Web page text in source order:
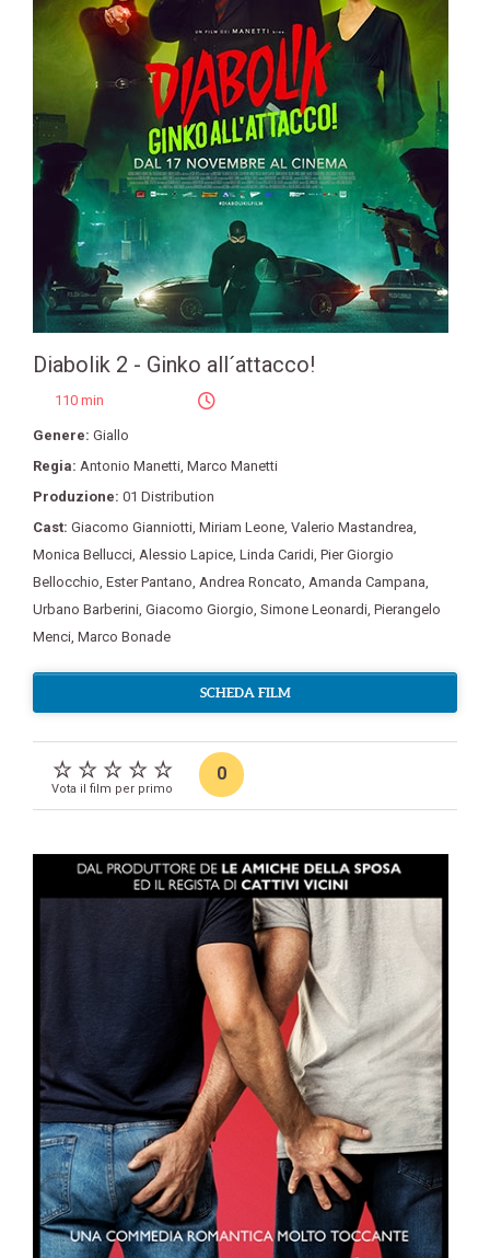
Diabolik 2 - Ginko all´attacco!
110 min
Genere: Giallo
Regia: Antonio Manetti, Marco Manetti
Produzione: 01 Distribution
Cast: Giacomo Gianniotti, Miriam Leone, Valerio Mastandrea,
Monica Bellucci, Alessio Lapice, Linda Caridi, Pier Giorgio
Bellocchio, Ester Pantano, Andrea Roncato, Amanda Campana,
Urbano Barberini, Giacomo Giorgio, Simone Leonardi, Pierangelo
Menci, Marco Bonade
SCHEDA FILM
Vota il film per primo
0